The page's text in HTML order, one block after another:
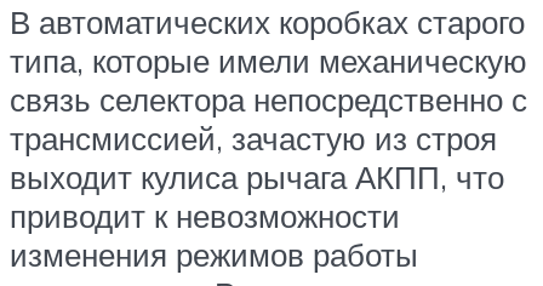
В автоматических коробках старого
типа, которые имели механическую
связь селектора непосредственно с
трансмиссией, зачастую из строя
выходит кулиса рычага АКПП, что
приводит к невозможности
изменения режимов работы